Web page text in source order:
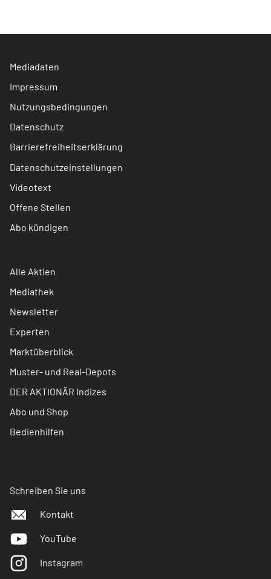
Mediadaten
Impressum
Nutzungsbedingungen
Datenschutz
Barrierefreiheitserklärung
Datenschutzeinstellungen
Videotext
Offene Stellen
Abo kündigen
Alle Aktien
Mediathek
Newsletter
Experten
Marktüberblick
Muster- und Real-Depots
DER AKTIONÄR Indizes
Abo und Shop
Bedienhilfen
Schreiben Sie uns
Kontakt
YouTube
Instagram